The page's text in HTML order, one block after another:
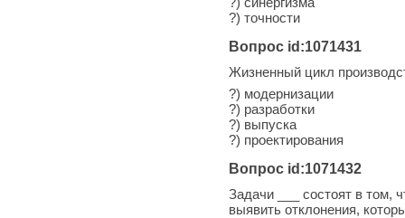
?) точности
Вопрос id:1071431
Жизненный цикл
?) модернизации
?) разработки
?) выпуска
?) проектирования
Вопрос id:1071432
Задачи ___ состоят в том,
выявить отклонения,